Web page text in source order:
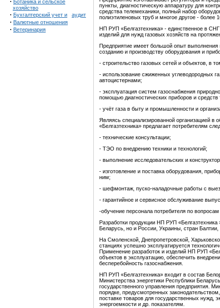
Ботаника и сельское
хозяйство
· Бухгалтерский учет и аудит
· Валютные отношения
· Ветеринария
пункты, диагностическую аппаратуру для
средства телемеханики, полный набор
полиэтиленовых труб и многое другое - более
НП РУП «Белгазтехника» - единственное в
изделий для нужд газовых хозяйств на
Предприятие имеет большой опыт выполнения
созданию и производству оборудования и
- строительство газовых сетей и объектов, в
- использование сжиженных углеводородных
автоцистернами;
- эксплуатация систем газоснабжения
помощью диагностических приборов и средств
- учёт газа в быту и промышленности и
Являясь специализированной организацией в
«Белгазтехника» предлагает потребителям
- технические консультации;
- ТЭО по внедрению техники и технологий;
- выполнение исследовательских и
- изготовление и поставка оборудования,
ним;
- шефмонтаж, пуско-наладочные работы с
- гарантийное и сервисное обслуживание
-обучение персонала потребителя по
Разработки продукции НП РУП
Беларусь, но и России, Украины, стран Балтии,
На Смоленской, Днепропетровской,
станциях успешно эксплуатируется
Применение разработок и изделий НП РУП
объектов в эксплуатацию, обеспечить
бесперебойность газоснабжения.
НП РУП «Белгазтехника» входит в состав
Министерства энергетики Республики
государственного управления предприятия.
порядке, предусмотренных
поставке товаров для государственных нужд,
энергоемкости и др. показателям.